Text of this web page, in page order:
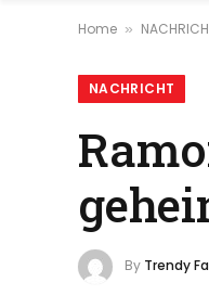
Home »
NACHRICHT
By Trendy